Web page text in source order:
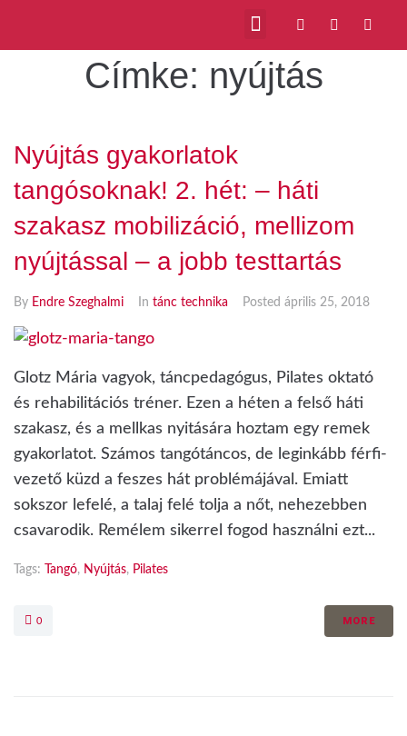
Címke: nyújtás
Nyújtás gyakorlatok
tangósoknak! 2. hét: – háti
szakasz mobilizáció, mellizom
nyújtással – a jobb testtartás
By Endre Szeghalmi In tánc technika Posted április 25, 2018
Glotz Mária vagyok, táncpedagógus, Pilates oktató
és rehabilitációs tréner. Ezen a héten a felső háti
szakasz, és a mellkas nyitására hoztam egy remek
gyakorlatot. Számos tangótáncos, de leginkább férfi-
vezető küzd a feszes hát problémájával. Emiatt
sokszor lefelé, a talaj felé tolja a nőt, nehezebben
csavarodik. Remélem sikerrel fogod használni ezt...
Tags: Tangó, Nyújtás, Pilates
0 MORE